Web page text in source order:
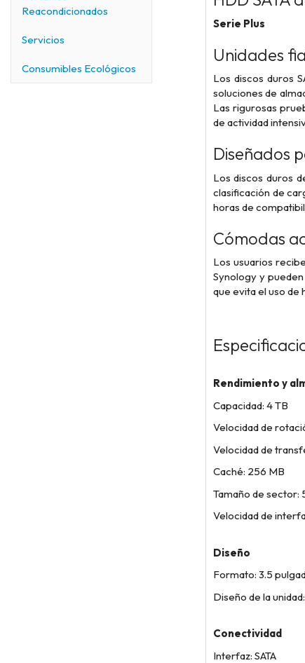
Reacondicionados
Servicios
Consumibles Ecológicos
Serie Plus
Unidades
Los discos duros
soluciones de
Las rigurosas
de actividad
Diseñados
Los discos duros
clasificación de
horas de
Cómodas
Los usuarios
Synology y
que evita el uso de
Rendimiento y
Capacidad: 4 TB
Velocidad de
Velocidad de
Caché: 256 MB
Tamaño de sector:
Velocidad de
Diseño
Formato: 3.5
Diseño de la
Conectividad
Interfaz: SATA